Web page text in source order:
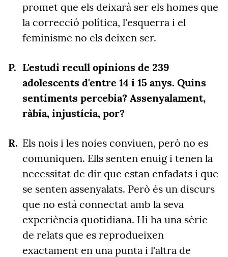
promet que els deixarà ser els homes que
la correcció política, l'esquerra i el
feminisme no els deixen ser.
L'estudi recull opinions de 239
adolescents d'entre 14 i 15 anys. Quins
sentiments percebia? Assenyalament,
ràbia, injustícia, por?
Els nois i les noies conviuen, però no es
comuniquen. Ells senten enuig i tenen la
necessitat de dir que estan enfadats i que
se senten assenyalats. Però és un discurs
que no està connectat amb la seva
experiència quotidiana. Hi ha una sèrie
de relats que es reprodueixen
exactament en una punta i l'altra de